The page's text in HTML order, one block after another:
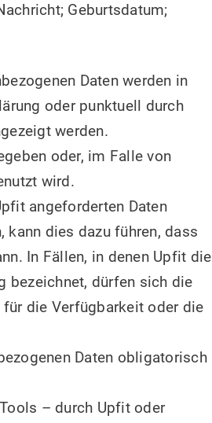
Geburtsdatum;
Daten werden in
oder punktuell durch
werden.
oder, im Falle von
wird.
angeforderten Daten
kann dies dazu führen, dass
In Fällen, in denen Upfit die
bezeichnet, dürfen sich die
die Verfügbarkeit oder die
Daten obligatorisch
– durch Upfit oder